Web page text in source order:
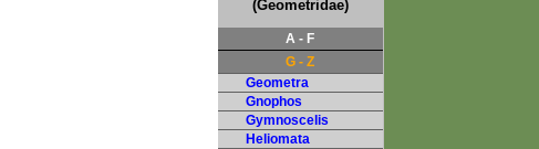
(Geometridae)
A - F
G - Z
Geometra
Gnophos
Gymnoscelis
Heliomata